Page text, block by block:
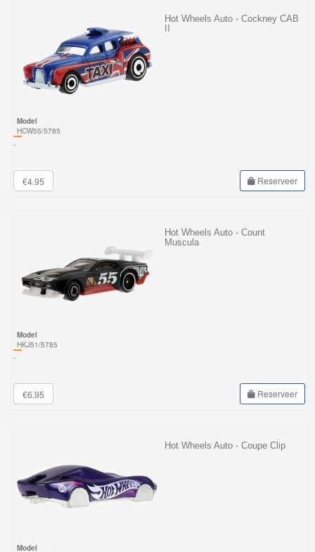
Hot Wheels Auto - Cockney CAB
Model
HCW55/5785
-
€4.95 Reserveer
Hot Wheels Auto - Count
Muscula
Model
HKJ51/5785
-
€6.95 Reserveer
Hot Wheels Auto - Coupe Clip
Model